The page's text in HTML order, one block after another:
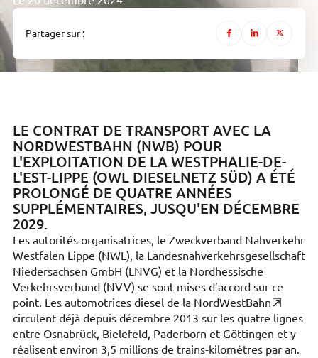
Partager sur :
LE CONTRAT DE TRANSPORT AVEC LA
NORDWESTBAHN (NWB) POUR
L'EXPLOITATION DE LA WESTPHALIE-DE-
L'EST-LIPPE (OWL DIESELNETZ SÜD) A ÉTÉ
PROLONGÉ DE QUATRE ANNÉES
SUPPLÉMENTAIRES, JUSQU'EN DÉCEMBRE
2029.
Les autorités organisatrices, le Zweckverband Nahverkehr
Westfalen Lippe (NWL), la Landesnahverkehrsgesellschaft
Niedersachsen GmbH (LNVG) et la Nordhessische
Verkehrsverbund (NVV) se sont mises d’accord sur ce
point. Les automotrices diesel de la NordWestBahn
circulent déjà depuis décembre 2013 sur les quatre lignes
entre Osnabrück, Bielefeld, Paderborn et Göttingen et y
réalisent environ 3,5 millions de trains-kilomètres par an.